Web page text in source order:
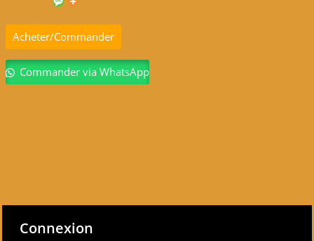
Acheter/Commander
Commander via WhatsApp
Connexion